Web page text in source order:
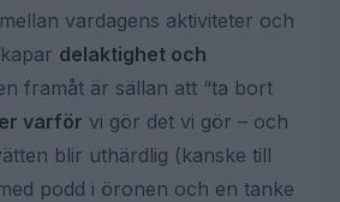
vardagens aktiviteter och
delaktighet och
framåt är sällan att “ta bort
varför vi gör det vi gör – och
blir uthärdlig (kanske till
podd i öronen och en tanke